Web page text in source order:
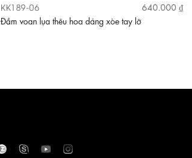
KK189-06
640.000 ₫
Đầm voan lụa thêu hoa dáng xòe tay lỡ